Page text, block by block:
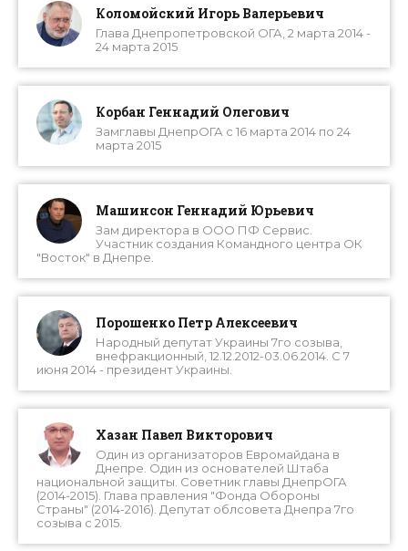
Коломойский Игорь Валерьевич
Глава Днепропетровской ОГА, 2 марта 2014 -
24 марта 2015
Корбан Геннадий Олегович
Замглавы ДнепрОГА с 16 марта 2014 по 24
марта 2015
Машинсон Геннадий Юрьевич
Зам директора в ООО ПФ Сервис.
Участник создания Командного центра ОК
"Восток" в Днепре.
Порошенко Петр Алексеевич
Народный депутат Украины 7го созыва,
внефракционный, 12.12.2012-03.06.2014. С 7
июня 2014 - президент Украины.
Хазан Павел Викторович
Один из организаторов Евромайдана в
Днепре. Один из основателей Штаба
национальной защиты. Советник главы ДнепрОГА
(2014-2015). Глава правления "Фонда Обороны
Страны" (2014-2016). Депутат облсовета Днепра 7го
созыва с 2015.